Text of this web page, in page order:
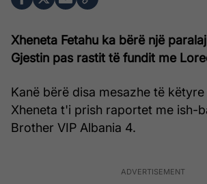
Xheneta Fetahu ka bërë një
Gjestin pas rastit të fundit me
Kanë bërë disa mesazhe të
Xheneta t'i prish raportet me ish-
Brother VIP Albania 4.